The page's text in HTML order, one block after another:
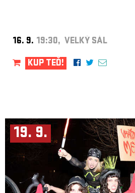
16. 9. 19:30, VELKÝ SÁL
KUP TEĎ!
19. 9.